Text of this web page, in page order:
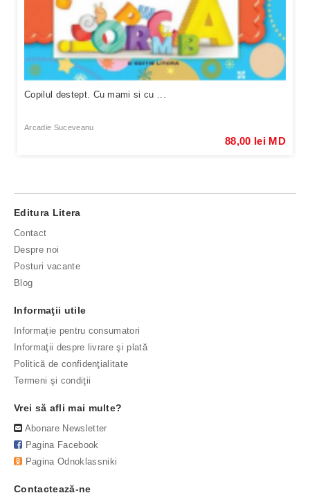
Copilul destept. Cu mami si cu ...
Arcadie Suceveanu
88,00 lei MD
Editura Litera
Contact
Despre noi
Posturi vacante
Blog
Informaţii utile
Informație pentru consumatori
Informaţii despre livrare şi plată
Politică de confidenţialitate
Termeni şi condiţii
Vrei să afli mai multe?
Abonare Newsletter
Pagina Facebook
Pagina Odnoklassniki
Contactează-ne